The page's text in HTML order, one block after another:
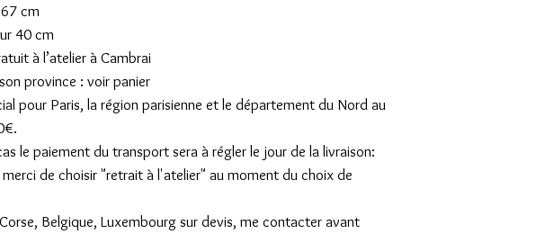
cm
40 cm
à l’atelier à Cambrai
province : voir panier
pour Paris, la région parisienne et le département du Nord au
le paiement du transport sera à régler le jour de la livraison:
de choisir "retrait à l'atelier" au moment du choix de
Belgique, Luxembourg sur devis, me contacter avant